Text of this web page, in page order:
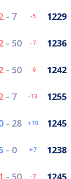
- 7 -5 1229
- 50 -7 1236
- 50 -6 1242
- 7 -13 1255
- 28 10 1245
- 0 7 1238
- 50 -7 1245